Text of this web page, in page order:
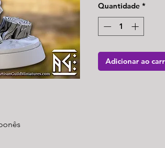
Quantidade *
Adicionar ao